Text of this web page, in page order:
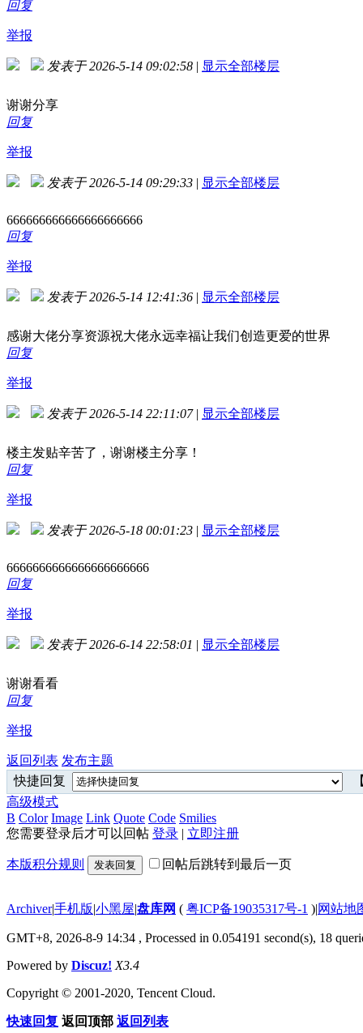
回复
举报
发表于 2026-5-14 09:02:58 | 显示全部楼层
谢谢分享
回复
举报
发表于 2026-5-14 09:29:33 | 显示全部楼层
666666666666666666666
回复
举报
发表于 2026-5-14 12:41:36 | 显示全部楼层
感谢大佬分享资源祝大佬永远幸福让我们创造更爱的世界
回复
举报
发表于 2026-5-14 22:11:07 | 显示全部楼层
楼主发贴辛苦了，谢谢楼主分享！
回复
举报
发表于 2026-5-18 00:01:23 | 显示全部楼层
6666666666666666666666
回复
举报
发表于 2026-6-14 22:58:01 | 显示全部楼层
谢谢看看
回复
举报
返回列表 发布主题
快捷回复
高级模式
B Color Image Link Quote Code Smilies
您需要登录后才可以回帖 登录 | 立即注册
本版积分规则 发表回复 回帖后跳转到最后一页
Archiver|手机版|小黑屋|盘库网 ( 粤ICP备19035317号-1 )|网站地
GMT+8, 2026-8-9 14:34 , Processed in 0.054191 second(s), 18
Powered by Discuz! X3.4
Copyright © 2001-2020, Tencent Cloud.
快速回复 返回顶部 返回列表